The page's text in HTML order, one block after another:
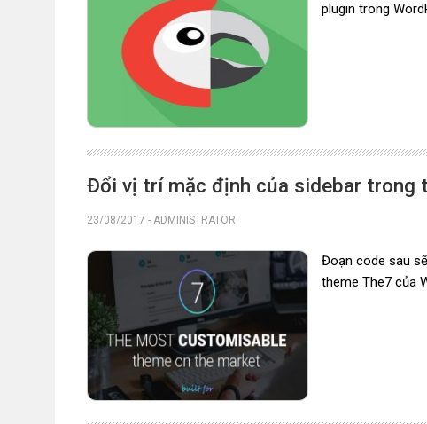
plugin trong
Đổi vị trí mặc định của sidebar trong
23/08/2017 - ADMINISTRATOR
Đoạn code sau
theme The7 của